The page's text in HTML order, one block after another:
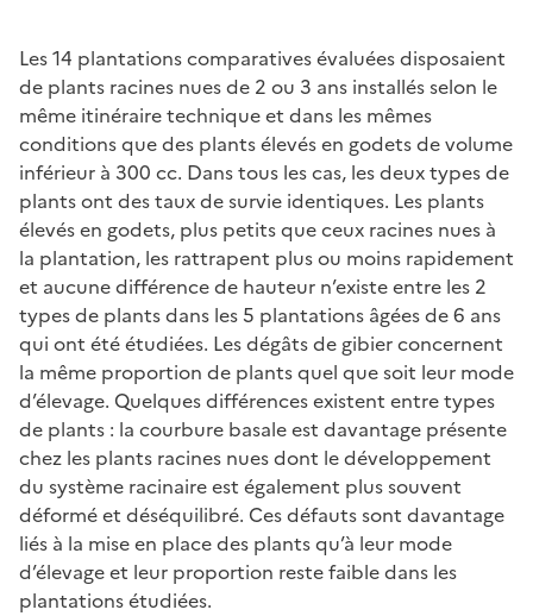
Les 14 plantations comparatives évaluées disposaient
de plants racines nues de 2 ou 3 ans installés selon le
même itinéraire technique et dans les mêmes
conditions que des plants élevés en godets de volume
inférieur à 300 cc. Dans tous les cas, les deux types de
plants ont des taux de survie identiques. Les plants
élevés en godets, plus petits que ceux racines nues à
la plantation, les rattrapent plus ou moins rapidement
et aucune différence de hauteur n’existe entre les 2
types de plants dans les 5 plantations âgées de 6 ans
qui ont été étudiées. Les dégâts de gibier concernent
la même proportion de plants quel que soit leur mode
d’élevage. Quelques différences existent entre types
de plants : la courbure basale est davantage présente
chez les plants racines nues dont le développement
du système racinaire est également plus souvent
déformé et déséquilibré. Ces défauts sont davantage
liés à la mise en place des plants qu’à leur mode
d’élevage et leur proportion reste faible dans les
plantations étudiées.